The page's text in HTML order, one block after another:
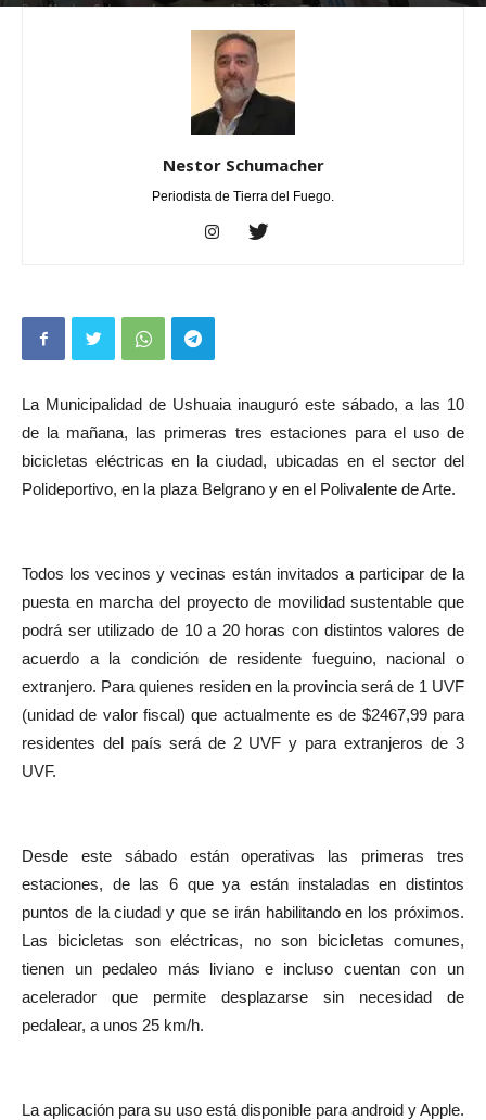
Por Nestor Schumacher - enero 12, 2025 0
Nestor Schumacher
Periodista de Tierra del Fuego.
La Municipalidad de Ushuaia inauguró este sábado, a las 10
de la mañana, las primeras tres estaciones para el uso de
bicicletas eléctricas en la ciudad, ubicadas en el sector del
Polideportivo, en la plaza Belgrano y en el Polivalente de Arte.
Todos los vecinos y vecinas están invitados a participar de la
puesta en marcha del proyecto de movilidad sustentable que
podrá ser utilizado de 10 a 20 horas con distintos valores de
acuerdo a la condición de residente fueguino, nacional o
extranjero. Para quienes residen en la provincia será de 1 UVF
(unidad de valor fiscal) que actualmente es de $2467,99 para
residentes del país será de 2 UVF y para extranjeros de 3
UVF.
Desde este sábado están operativas las primeras tres
estaciones, de las 6 que ya están instaladas en distintos
puntos de la ciudad y que se irán habilitando en los próximos.
Las bicicletas son eléctricas, no son bicicletas comunes,
tienen un pedaleo más liviano e incluso cuentan con un
acelerador que permite desplazarse sin necesidad de
pedalear, a unos 25 km/h.
La aplicación para su uso está disponible para android y Apple.